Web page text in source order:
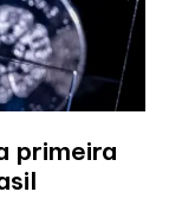
primeira